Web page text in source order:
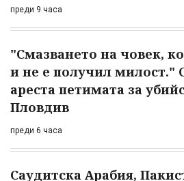
преди 9 часа
"Смазването на човек,
и не е получил милост."
ареста петимата за
Пловдив
преди 6 часа
Саудитска Арабия,